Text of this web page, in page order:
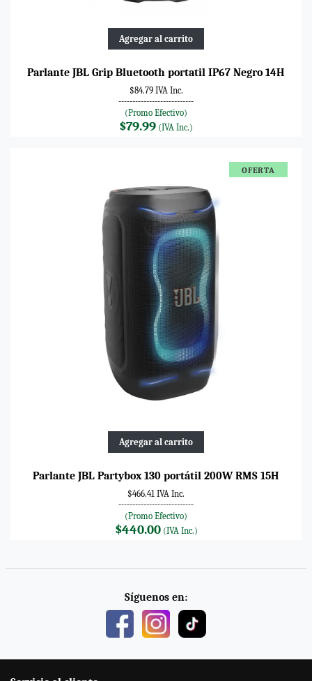
Agregar al carrito
Parlante JBL Grip Bluetooth portatil IP67 Negro 14H
$84.79 IVA Inc.
---------------------------
(Promo Efectivo)
$79.99 (IVA Inc.)
OFERTA
Agregar al carrito
Parlante JBL Partybox 130 portátil 200W RMS 15H
$466.41 IVA Inc.
---------------------------
(Promo Efectivo)
$440.00(IVA Inc.)
Síguenos en: